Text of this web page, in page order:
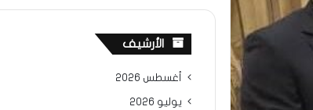
الأرشيف
أغسطس 2026
يوليو 2026